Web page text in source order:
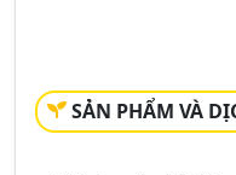
SẢN PHẨM VÀ